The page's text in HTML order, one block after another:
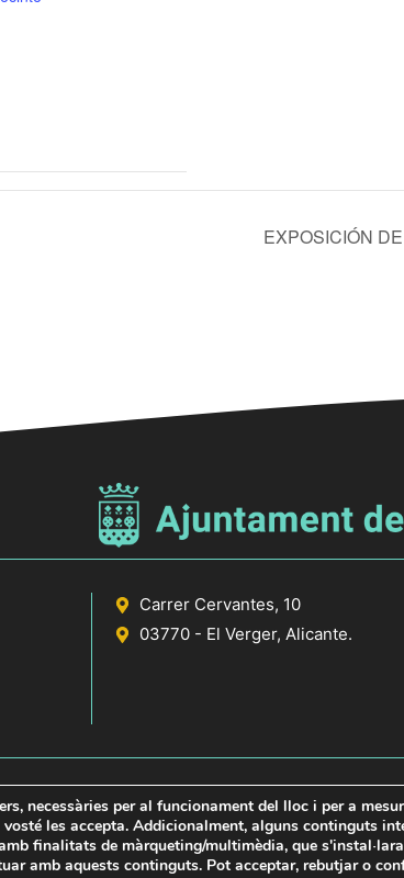
EXPOSICIÓN
Carrer Cervantes, 10
03770 - El Verger, Alicante.
de Alicante
necessàries per al funcionament del lloc i per a
les accepta. Addicionalment, alguns continguts
finalitats de màrqueting/multimèdia, que
amb aquests continguts. Pot acceptar, rebutjar o